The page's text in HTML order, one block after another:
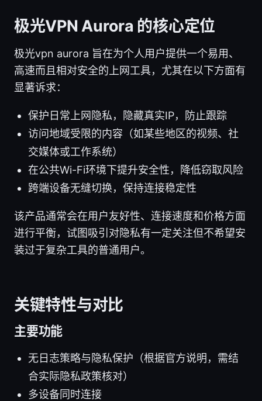
极光VPN Aurora 的核心定位
极光vpn aurora 旨在为个人用户提供一个易用、
高速而且相对安全的上网工具，尤其在以下方面有
显著诉求：
保护日常上网隐私，隐藏真实IP，防止跟踪
访问地域受限的内容（如某些地区的视频、社
交媒体或工作系统）
在公共Wi-Fi环境下提升安全性，降低窃取风险
跨端设备无缝切换，保持连接稳定性
该产品通常会在用户友好性、连接速度和价格方面
进行平衡，试图吸引对隐私有一定关注但不希望安
装过于复杂工具的普通用户。
关键特性与对比
主要功能
无日志策略与隐私保护（根据官方说明，需结
合实际隐私政策核对）
多设备同时连接